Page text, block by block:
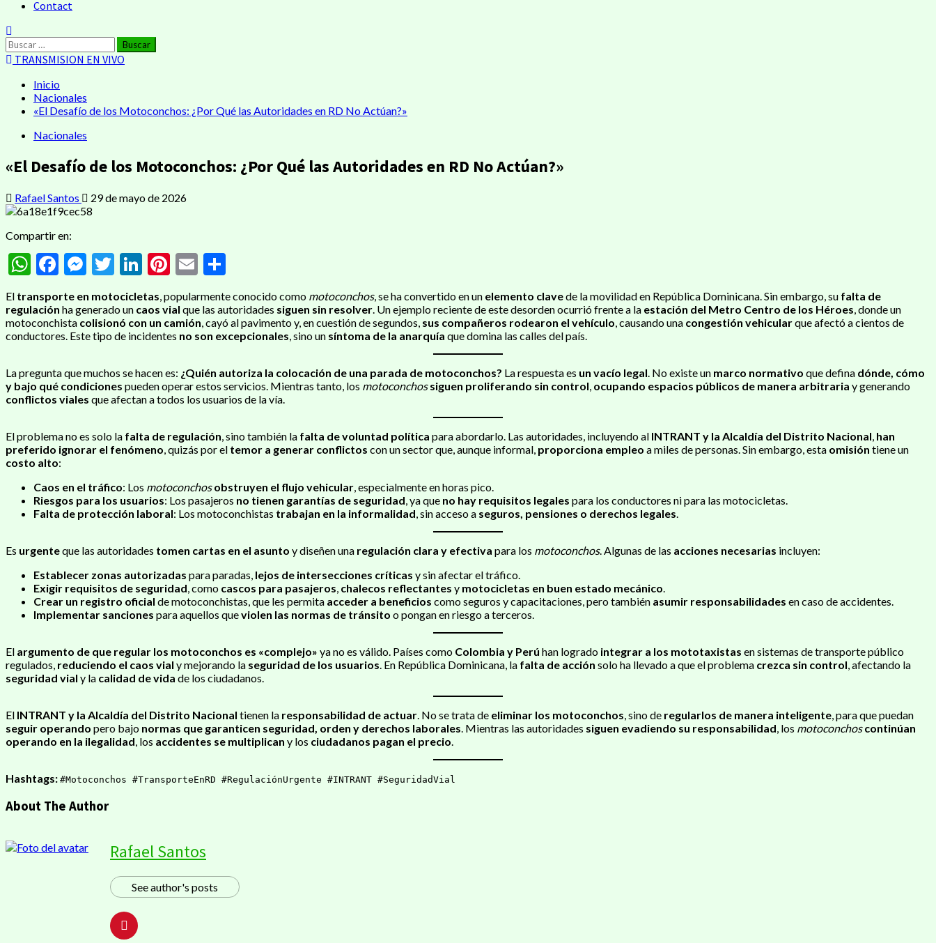
Contact
Buscar:
TRANSMISION EN VIVO
Inicio
Nacionales
«El Desafío de los Motoconchos: ¿Por Qué las Autoridades en RD No Actúan?»
Nacionales
«El Desafío de los Motoconchos: ¿Por Qué las Autoridades en RD No Actúan?»
Rafael Santos 29 de mayo de 2026
Compartir en:
WhatsApp
Facebook
Messenger
Twitter
LinkedIn
Pinterest
Email
El transporte en motocicletas, popularmente conocido como motoconchos, se ha convertido en un elemento clavede la movilidad en República Dominicana. Sin embargo, su falta de
regulación ha generado un caos vial que las autoridades siguen sin resolver. Un ejemplo reciente de este desorden ocurrió frente a la estación del Metro Centro de los Héroes, donde un
motoconchista colisionó con un camión, cayó al pavimento y, en cuestión de segundos, sus compañeros rodearon el vehículo, causando una congestión vehicularque afectó a cientos de
conductores. Este tipo de incidentes no son excepcionales, sino un síntoma de la anarquía que domina las calles del país.
La pregunta que muchos se hacen es: ¿Quién autoriza la colocación de una parada de motoconchos? La respuesta es un vacío legal. No existe un marco normativo que defina dónde, cómo
y bajo qué condiciones pueden operar estos servicios. Mientras tanto, los motoconchos siguen proliferando sin control, ocupando espacios públicos de manera arbitraria y generando
conflictos viales que afectan a todos los usuarios de la vía.
El problema no es solo la falta de regulación, sino también la falta de voluntad política para abordarlo. Las autoridades, incluyendo al INTRANT y la Alcaldía del Distrito Nacional, han
preferido ignorar el fenómeno, quizás por el temor a generar conflictos con un sector que, aunque informal, proporciona empleo a miles de personas. Sin embargo, esta omisión tiene un
costo alto:
Caos en el tráfico: Los motoconchos obstruyen el flujo vehicular, especialmente en horas pico.
Riesgos para los usuarios: Los pasajeros no tienen garantías de seguridad, ya que no hay requisitos legales para los conductores ni para las motocicletas.
Falta de protección laboral: Los motoconchistas trabajan en la informalidad, sin acceso a seguros, pensiones o derechos legales.
Es urgenteque las autoridades tomen cartas en el asunto y diseñen una regulación clara y efectiva para los motoconchos. Algunas de las acciones necesarias incluyen:
Establecer zonas autorizadas para paradas, lejos de intersecciones críticas y sin afectar el tráfico.
Exigir requisitos de seguridad, como cascos para pasajeros, chalecos reflectantes y motocicletas en buen estado mecánico.
Crear un registro oficial de motoconchistas, que les permita acceder a beneficios como seguros y capacitaciones, pero también asumir responsabilidades en caso de accidentes.
Implementar sanciones para aquellos queviolen las normas de tránsito o pongan en riesgo a terceros.
El argumento de que regular los motoconchos es «complejo» ya no es válido. Países como Colombia y Perú han logrado integrar a los mototaxistas en sistemas de transporte público
regulados, reduciendo el caos vial y mejorando la seguridad de los usuarios. En República Dominicana, la falta de acción solo ha llevado a que el problema crezca sin control, afectando la
seguridad vial y la calidad de vida de los ciudadanos.
El INTRANT y la Alcaldía del Distrito Nacional tienen la responsabilidad de actuar. No se trata de eliminar los motoconchos, sino de regularlos de manera inteligente, para que puedan
seguir operando pero bajo normas que garanticen seguridad, orden y derechos laborales. Mientras las autoridades siguen evadiendo su responsabilidad, los motoconchos continúan
operando en la ilegalidad, los accidentes se multiplican y los ciudadanos pagan el precio.
Hashtags: #Motoconchos #TransporteEnRD #RegulaciónUrgente #INTRANT #SeguridadVial
About The Author
Rafael Santos
See author's posts